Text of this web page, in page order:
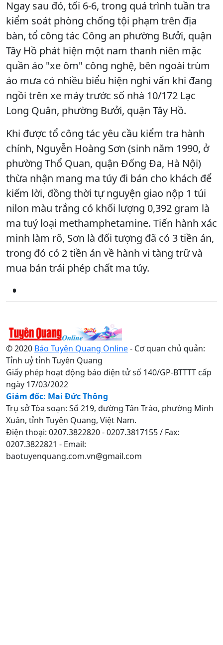
Ngay sau đó, tối 6-6, trong quá trình tuần tra
kiểm soát phòng chống tội phạm trên địa
bàn, tổ công tác Công an phường Bưởi, quận
Tây Hồ phát hiện một nam thanh niên mặc
quần áo "xe ôm" công nghệ, bên ngoài trùm
áo mưa có nhiều biểu hiện nghi vấn khi đang
ngồi trên xe máy trước số nhà 10/172 Lạc
Long Quân, phường Bưởi, quận Tây Hồ.
Khi được tổ công tác yêu cầu kiểm tra hành
chính, Nguyễn Hoàng Sơn (sinh năm 1990, ở
phường Thổ Quan, quận Đống Đa, Hà Nội)
thừa nhận mang ma túy đi bán cho khách để
kiếm lời, đồng thời tự nguyện giao nộp 1 túi
nilon màu trắng có khối lượng 0,392 gram là
ma tuý loại methamphetamine. Tiến hành xác
minh làm rõ, Sơn là đối tượng đã có 3 tiền án,
trong đó có 2 tiền án về hành vi tàng trữ và
mua bán trái phép chất ma túy.
© 2020 Báo Tuyên Quang Online- Cơ quan chủ quản:
Tỉnh uỷ tỉnh Tuyên Quang
Giấy phép hoạt động báo điện tử số 140/GP-BTTTT cấp
ngày 17/03/2022
Giám đốc: Mai Đức Thông
Trụ sở Tòa soạn: Số 219, đường Tân Trào, phường Minh
Xuân, tỉnh Tuyên Quang, Việt Nam.
Điện thoại: 0207.3822820 - 0207.3817155 / Fax:
0207.3822821 - Email:
baotuyenquang.com.vn@gmail.com